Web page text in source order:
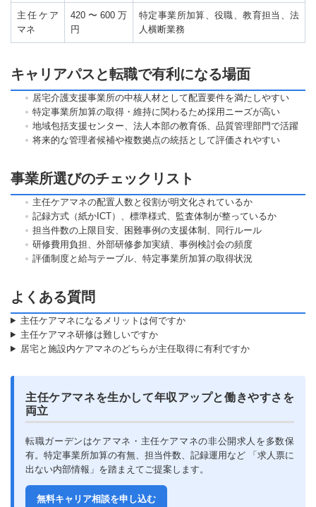
主任ケア
マネ
420〜600万
円
特定事業所加算、役職、教育担当、法
人横断業務
キャリアパスと転職で有利になる場面
居宅介護支援事業所の中核人材として配置要件を満たしやすい
特定事業所加算の取得・維持に関わるため採用ニーズが高い
地域包括支援センター、法人本部の教育係、品質管理部門で活躍
将来的な管理者候補や複数拠点の統括として評価されやすい
事業所選びのチェックリスト
主任ケアマネの配置人数と役割が明文化されているか
記録方式（紙かICT）、標準様式、監査体制が整っているか
担当件数の上限目安、困難事例の支援体制、同行ルール
研修費用負担、外部研修参加実績、事例検討会の頻度
評価制度と給与テーブル、特定事業所加算の取得状況
よくある質問
主任ケアマネになるメリットは何ですか
主任ケアマネ研修は難しいですか
居宅と施設内ケアマネのどちらが主任取得に有利ですか
主任ケアマネを生かして年収アップと働きやすさを
両立
転職ガーデンはケアマネ・主任ケアマネの非公開求人を多数保
有。特定事業所加算の有無、担当件数、記録運用など 「求人票に
出ない内部情報」を踏まえてご提案します。
無料キャリア相談を申し込む